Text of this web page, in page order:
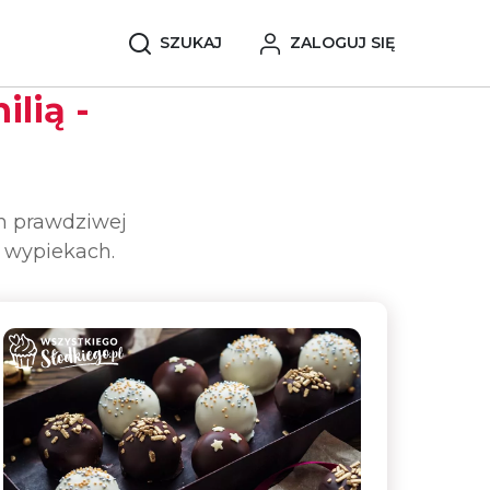
SZUKAJ ZALOGUJ SIĘ
-
prawdziwej